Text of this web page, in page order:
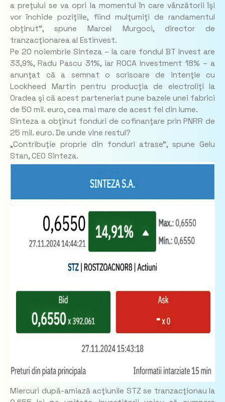
a preţului se va opri la momentul în care vânzătorii îşi
vor închide poziţiile, fiind mulţumiţi de randa­mentul
obţinut“, spune Marcel Murgoci, director de
tranzacţionarea al Estinvest.
Pe 20 noiembrie Sinteza – la care fondul BT Invest are
33,9%, Radu Pascu 31%, iar ROCA Investment 18% – a
anunţat că a semnat o scrisoare de intenţie cu
Lockheed Martin pentru producţia de electroliţi la
Oradea şi că acest parteneriat pune bazele unei fabrici
de 50 mil. euro, cea mai mare de acest fel din lume.
Sinteza a obţinut fonduri de cofinanţare prin PNRR de
25 mil. euro. De unde vine restul?
„Contribuţie proprie din fonduri atrase“, spune Gelu
Stan, CEO Sinteza.
Miercuri după-amiază acţiunile STZ se tranzacţionau la